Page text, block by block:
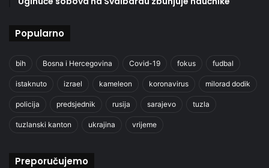
Popularno
bih Bosna i Hercegovina Covid-19 fokus fudbal
istaknuto izrael kameleon koronavirus milorad dodik
policija predsjednik rusija sarajevo tuzla
tuzlanski kanton ukrajina vrijeme
Preporučujemo